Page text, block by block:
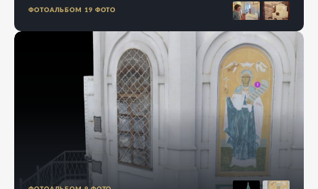
ФОТОАЛЬБОМ 19 ФОТО